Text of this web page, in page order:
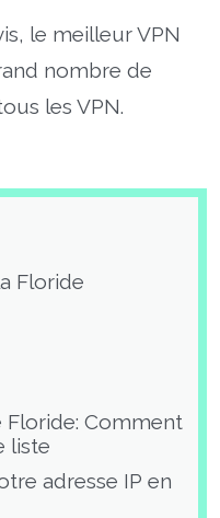
le meilleur VPN
nombre de
les VPN.
Floride
Floride: Comment
liste
adresse IP en